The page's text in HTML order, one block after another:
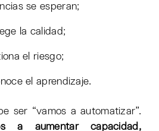
se esperan;
la calidad;
el riesgo;
el aprendizaje.
ser “vamos a automatizar”.
a aumentar capacidad,